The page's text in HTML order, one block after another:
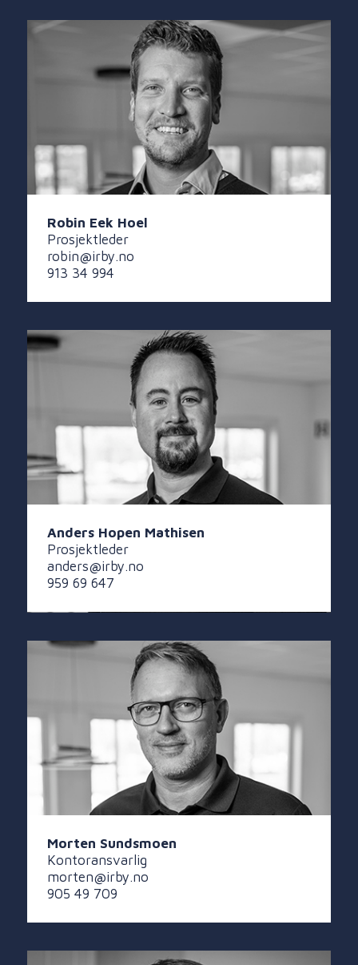
Robin Eek Hoel
Prosjektleder
robin@irby.no
913 34 994
Anders Hopen Mathisen
Prosjektleder
anders@irby.no
959 69 647
Morten Sundsmoen
Kontoransvarlig
morten@irby.no
905 49 709